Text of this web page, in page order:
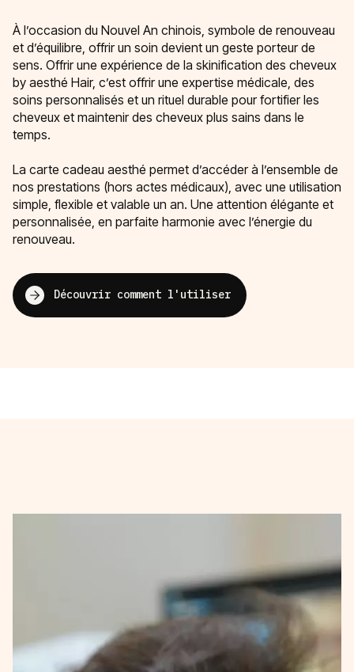
À l’occasion du Nouvel An chinois, symbole de renouveau
et d’équilibre, offrir un soin devient un geste porteur de
sens. Offrir une expérience de la skinification des cheveux
by aesthé Hair, c’est offrir une expertise médicale, des
soins personnalisés et un rituel durable pour fortifier les
cheveux et maintenir des cheveux plus sains dans le
temps.
La carte cadeau aesthé permet d’accéder à l’ensemble de
nos prestations (hors actes médicaux), avec une utilisation
simple, flexible et valable un an. Une attention élégante et
personnalisée, en parfaite harmonie avec l’énergie du
renouveau.
Découvrir comment l'utiliser